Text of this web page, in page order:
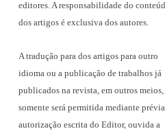
editores. A responsabilidade do
dos artigos é exclusiva dos autores.
A tradução para dos artigos para outro
idioma ou a publicação de trabalhos já
publicados na revista, em outros meios,
somente será permitida mediante prévia
autorização escrita do Editor, ouvida a